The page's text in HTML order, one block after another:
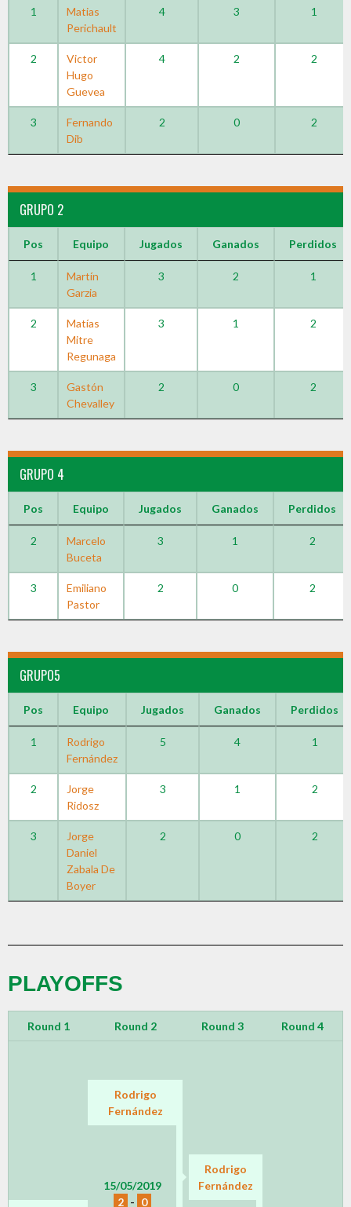
1
Matias
Perichault
4 3 1
2
Victor
Hugo
Guevea
4 2 2
3
Fernando
Dib
2 0 2
GRUPO 2
Pos Equipo Jugados Ganados Perdidos
1
Martín
Garzia
3 2 1
2
Matías
Mitre
Regunaga
3 1 2
3
Gastón
Chevalley
2 0 2
GRUPO 4
Pos Equipo Jugados Ganados Perdidos
2
Marcelo
Buceta
3 1 2
3
Emiliano
Pastor
2 0 2
GRUPO5
Pos Equipo Jugados Ganados Perdidos
1
Rodrigo
Fernández
5 4 1
2
Jorge
Ridosz
3 1 2
3
Jorge
Daniel
Zabala De
Boyer
2 0 2
PLAYOFFS
Round 1 Round 2 Round 3 Round 4
Rodrigo
Fernández
15/05/2019
2 - 0
Rodrigo
Fernández